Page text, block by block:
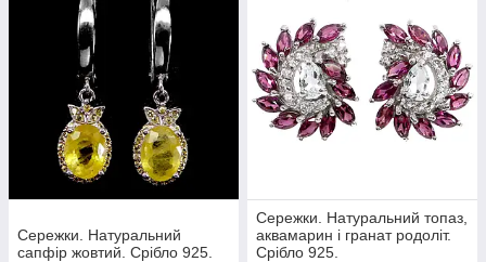
Сережки. Натуральний
сапфір жовтий. Срібло 925.
Сережки. Натуральний топаз,
аквамарин і гранат родоліт.
Срібло 925.